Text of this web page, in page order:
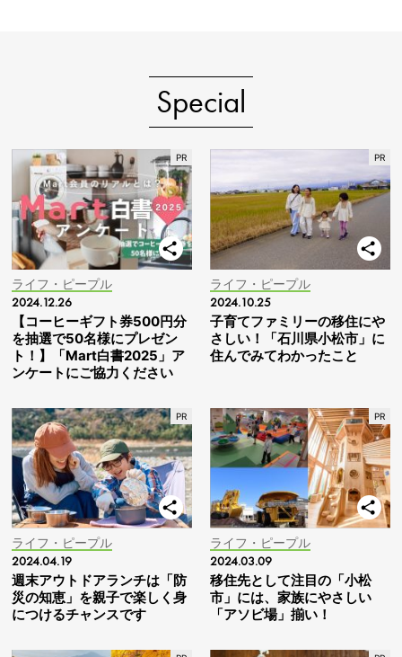
Special
ライフ・ピープル
2024.12.26
【コーヒーギフト券500円分
を抽選で50名様にプレゼン
ト！】「Mart白書2025」ア
ンケートにご協力ください
ライフ・ピープル
2024.10.25
子育てファミリーの移住にや
さしい！「石川県小松市」に
住んでみてわかったこと
ライフ・ピープル
2024.04.19
週末アウトドアランチは「防
災の知恵」を親子で楽しく身
につけるチャンスです
ライフ・ピープル
2024.03.09
移住先として注目の「小松
市」には、家族にやさしい
「アソビ場」揃い！